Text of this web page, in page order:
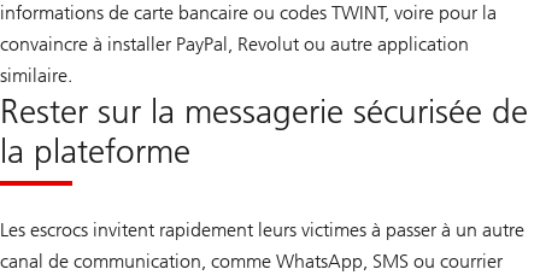
informations de carte bancaire ou codes TWINT, voire pour la
convaincre à installer PayPal, Revolut ou autre application
similaire.
Rester sur la messagerie sécurisée de
la plateforme
Les escrocs invitent rapidement leurs victimes à passer à un autre
canal de communication, comme WhatsApp, SMS ou courrier